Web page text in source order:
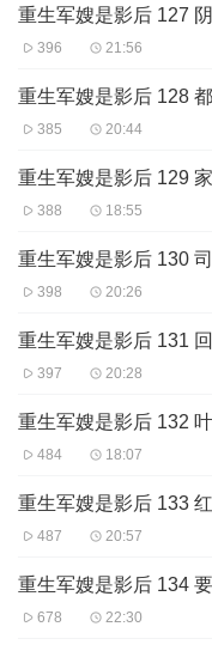
重生军嫂是影后 127
396 21:56
重生军嫂是影后 128
385 20:44
重生军嫂是影后 129
388 18:55
重生军嫂是影后 130
398 20:26
重生军嫂是影后 131
397 20:28
重生军嫂是影后 132
484 18:07
重生军嫂是影后 133
487 20:57
重生军嫂是影后 134
678 22:30